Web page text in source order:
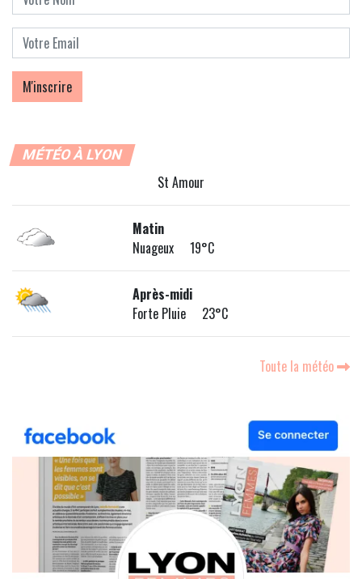
MÉTÉO À LYON
St Amour
Matin
Nuageux 19°C
Après-midi
Forte Pluie 23°C
Toute la météo